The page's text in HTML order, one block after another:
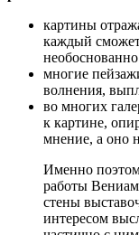
картины
каждый
многие
волнения,
во многих
к картине,
мнение, а оно
Именно
работы
стены
интересом